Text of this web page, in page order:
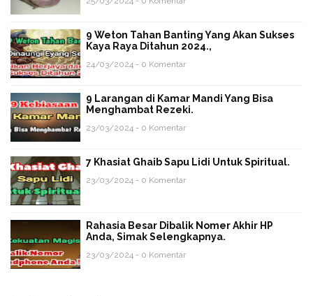
9 Weton Tahan Banting Yang Akan Sukses
Kaya Raya Ditahun 2024.,
24/03/2024 - 0 Komentar
9 Larangan di Kamar Mandi Yang Bisa
Menghambat Rezeki.
23/03/2024 - 0 Komentar
7 Khasiat Ghaib Sapu Lidi Untuk Spiritual.
23/03/2024 - 0 Komentar
Rahasia Besar Dibalik Nomer Akhir HP
Anda, Simak Selengkapnya.
23/03/2024 - 0 Komentar